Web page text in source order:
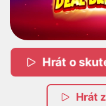
Hrát o
Hrát